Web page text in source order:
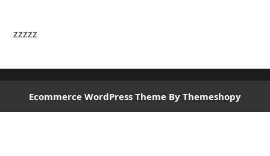
zzzzz
Ecommerce WordPress Theme By Themeshopy